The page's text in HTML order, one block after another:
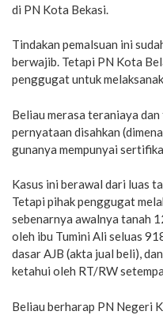
di PN Kota Bekasi.
Tindakan pemalsuan ini
berwajib. Tetapi PN Kota
penggugat untuk
Beliau merasa teraniaya
pernyataan disahkan
gunanya mempunyai
Kasus ini berawal dari luas
Tetapi pihak penggugat
sebenarnya awalnya tanah
oleh ibu Tumini Ali seluas
dasar AJB (akta jual beli),
ketahui oleh RT/RW
Beliau berharap PN Negeri